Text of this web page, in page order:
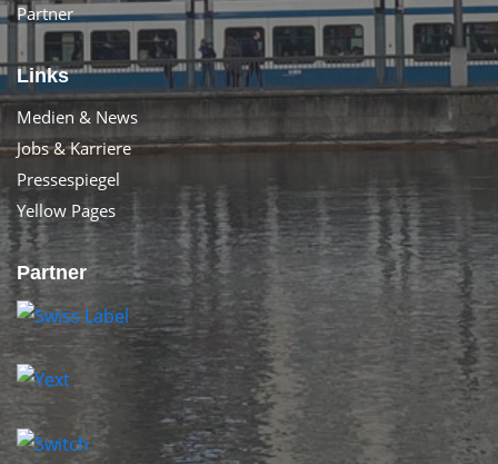
Partner
Links
Medien & News
Jobs & Karriere
Pressespiegel
Yellow Pages
Partner